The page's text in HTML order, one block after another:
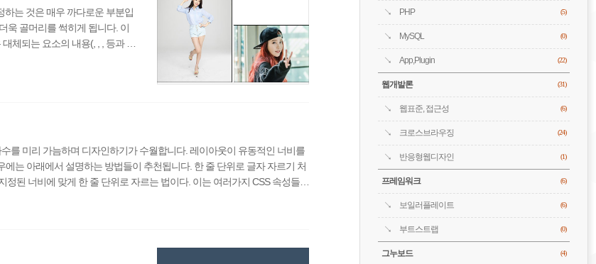
하는 것은 매우 까다로운 부분입
욱 골머리를 썩히게 됩니다. 이
체되는 요소의 내용(, , , 등과 같
을 유지한 채로 일정한 크기로
를 미리 가늠하며 디자인하기가 수월합니다. 레이아웃이 유동적인 너비를
는 아래에서 설명하는 방법들이 추천됩니다. 한 줄 단위로 글자 자르기 처
된 너비에 맞게 한 줄 단위로 자르는 법이다. 이는 여러가지 CSS 속성들을
비를 가질 수 없는..
PHP (5)
MySQL (0)
App,Plugin (22)
웹개발론 (31)
웹표준, 접근성 (6)
크로스브라우징 (24)
반응형웹디자인 (1)
프레임워크 (6)
보일러플레이트 (6)
부트스트랩 (0)
그누보드 (4)